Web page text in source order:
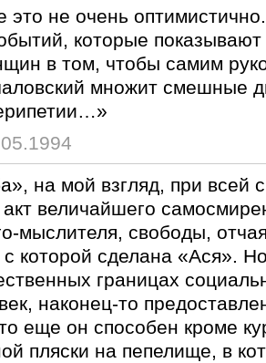
это не очень
которые показывают
в том, чтобы самим
множит смешные
на мой взгляд, при всей
акт величайшего
мыслителя, свободы,
с которой сделана «Ася».
границах
наконец-то
еще он способен кроме
пляски на пепелище, в